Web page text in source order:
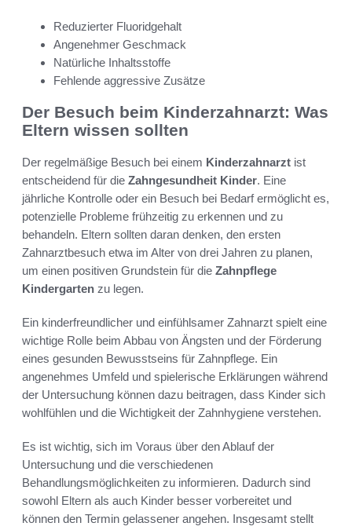
Reduzierter Fluoridgehalt
Angenehmer Geschmack
Natürliche Inhaltsstoffe
Fehlende aggressive Zusätze
Der Besuch beim Kinderzahnarzt: Was
Eltern wissen sollten
Der regelmäßige Besuch bei einem Kinderzahnarzt ist
entscheidend für die Zahngesundheit Kinder. Eine
jährliche Kontrolle oder ein Besuch bei Bedarf ermöglicht es,
potenzielle Probleme frühzeitig zu erkennen und zu
behandeln. Eltern sollten daran denken, den ersten
Zahnarztbesuch etwa im Alter von drei Jahren zu planen,
um einen positiven Grundstein für die Zahnpflege
Kindergarten zu legen.
Ein kinderfreundlicher und einfühlsamer Zahnarzt spielt eine
wichtige Rolle beim Abbau von Ängsten und der Förderung
eines gesunden Bewusstseins für Zahnpflege. Ein
angenehmes Umfeld und spielerische Erklärungen während
der Untersuchung können dazu beitragen, dass Kinder sich
wohlfühlen und die Wichtigkeit der Zahnhygiene verstehen.
Es ist wichtig, sich im Voraus über den Ablauf der
Untersuchung und die verschiedenen
Behandlungsmöglichkeiten zu informieren. Dadurch sind
sowohl Eltern als auch Kinder besser vorbereitet und
können den Termin gelassener angehen. Insgesamt stellt